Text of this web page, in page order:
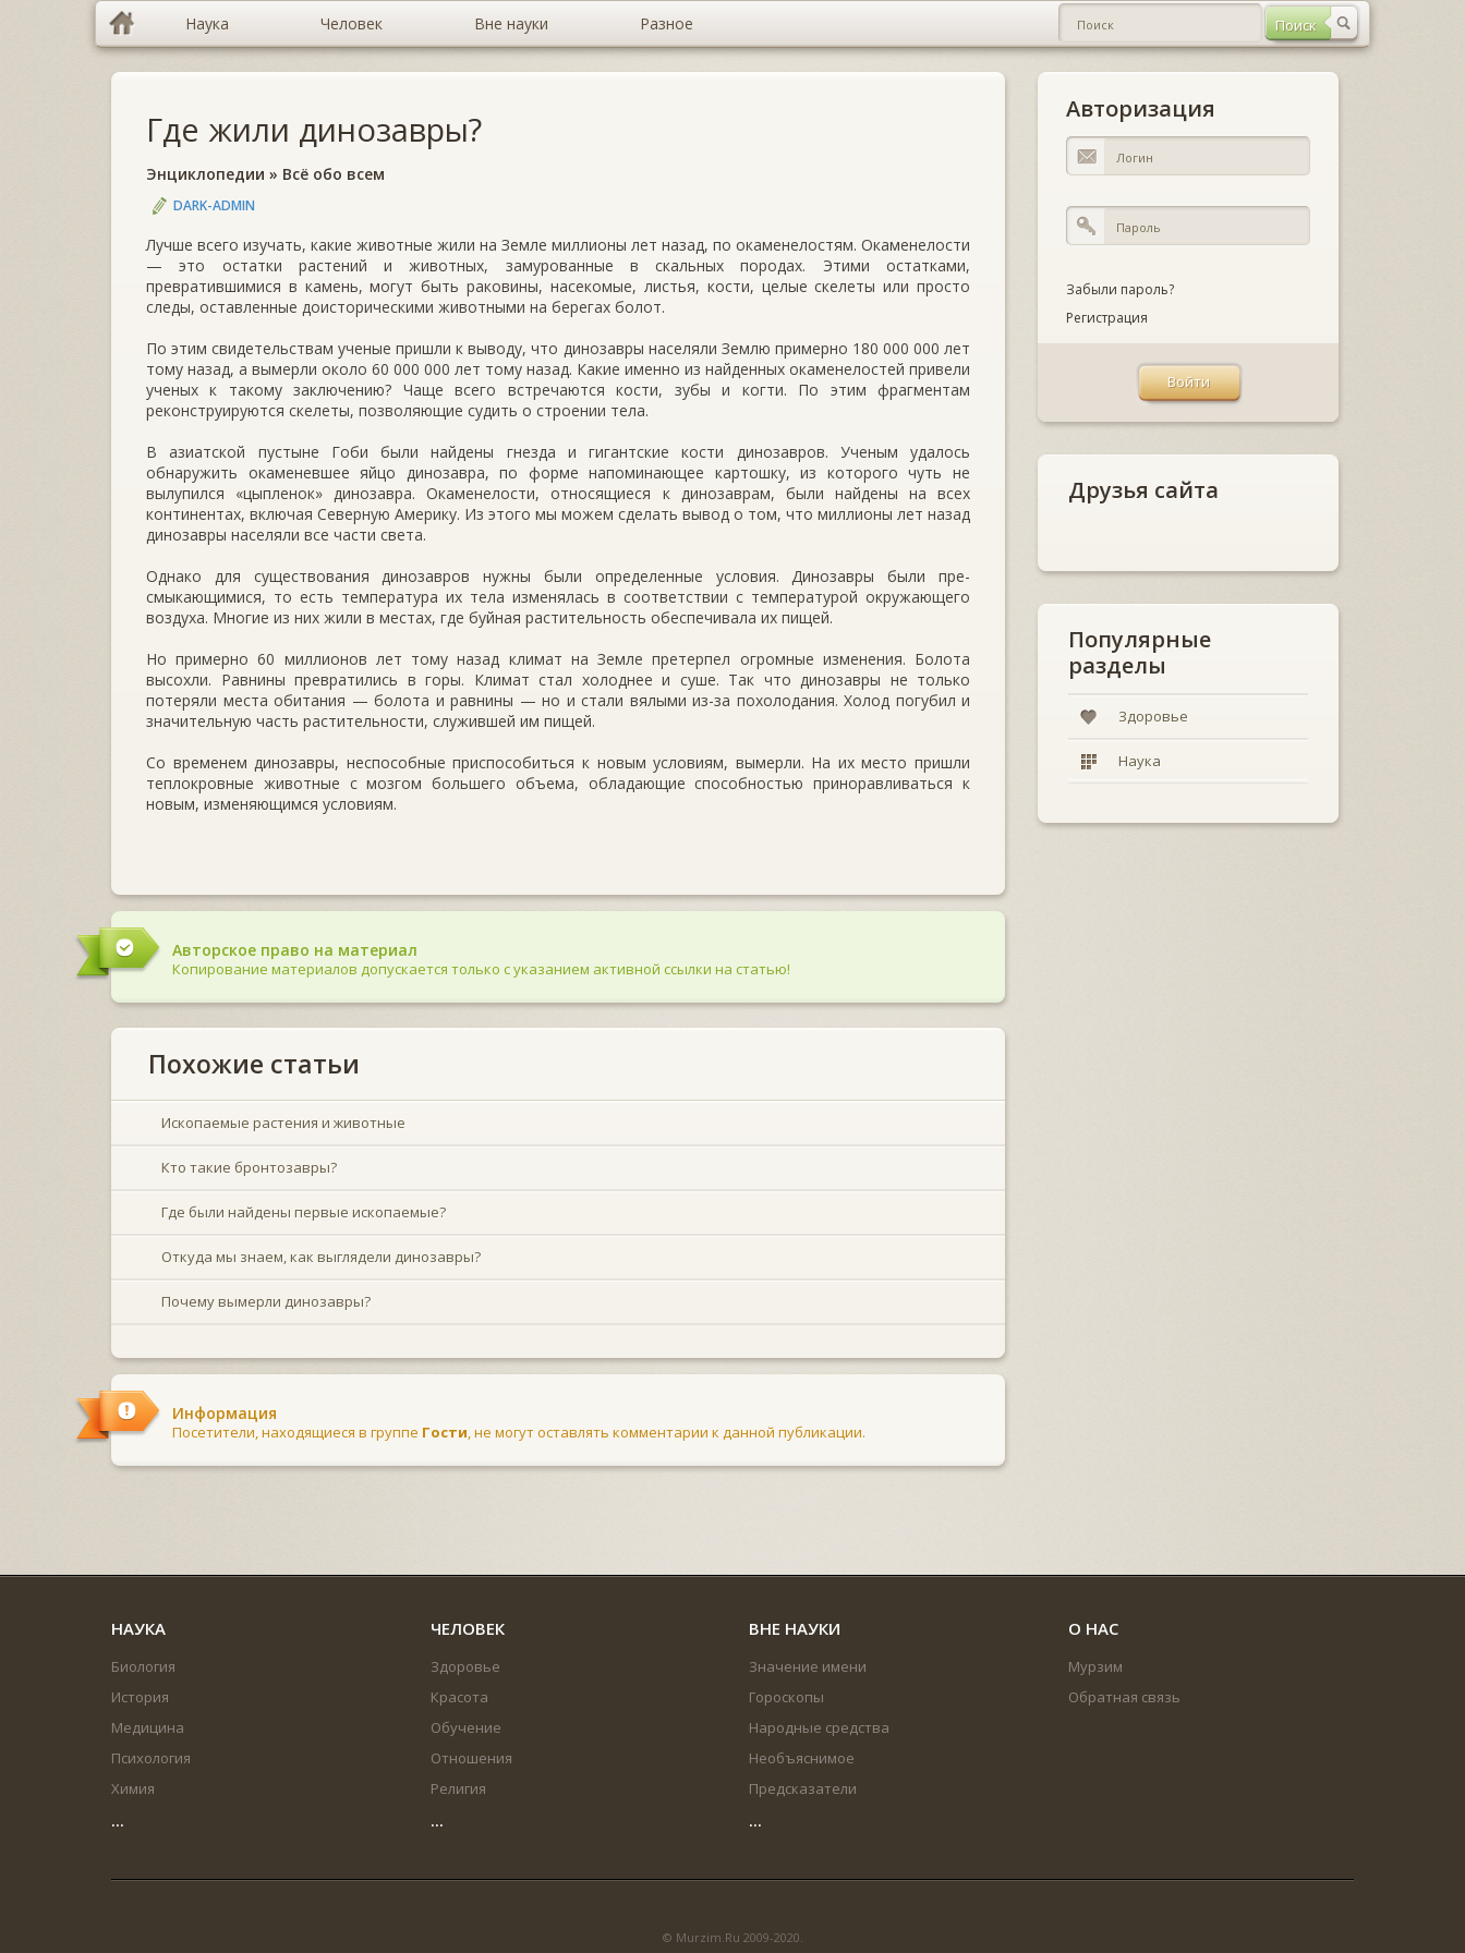
Наука Человек Вне науки Разное
Где жили динозавры?
Энциклопедии » Всё обо всем
DARK-ADMIN
Лучше всего изучать, какие животные жили на Земле миллионы лет назад, по окаменелостям. Окаменелости
— это остатки растений и живо­тных, замурованные в скальных породах. Этими остатками,
превратившимися в камень, могут быть раковины, насекомые, листья, кости, целые скелеты или просто
следы, оставленные доистори­ческими животными на берегах болот.
По этим свидетельствам ученые пришли к вы­воду, что динозавры населяли Землю примерно 180 000 000 лет
тому назад, а вымерли около 60 000 000 лет тому назад. Какие именно из най­денных окаменелостей привели
ученых к такому заключению? Чаще всего встречаются кости, зу­бы и когти. По этим фрагментам
реконструиру­ются скелеты, позволяющие судить о строении тела.
В азиатской пустыне Гоби были найдены гнез­да и гигантские кости динозавров. Ученым уда­лось
обнаружить окаменевшее яйцо динозавра, по форме напоминающее картошку, из которого чуть не
вылупился «цыпленок» динозавра. Окаме­нелости, относящиеся к динозаврам, были найде­ны на всех
континентах, включая Северную Аме­рику. Из этого мы можем сделать вывод о том, что миллионы лет назад
динозавры населяли все части света.
Однако для существования динозавров нужны были определенные условия. Динозавры были пре­
смыкающимися, то есть температура их тела изме­нялась в соответствии с температурой окружаю­щего
воздуха. Многие из них жили в местах, где буйная растительность обеспечивала их пищей.
Но примерно 60 миллионов лет тому назад климат на Земле претерпел огромные изменения. Болота
высохли. Равнины превратились в горы. Климат стал холоднее и суше. Так что динозавры не только
потеряли места обитания — болота и равнины — но и стали вялыми из-за похолодания. Холод погубил и
значительную часть раститель­ности, служившей им пищей.
Со временем динозавры, неспособные приспо­собиться к новым условиям, вымерли. На их мес­то пришли
теплокровные животные с мозгом большего объема, обладающие способностью при­норавливаться к
новым, изменяющимся условиям.
Авторское право на материал
Копирование материалов допускается только с указанием активной ссылки на статью!
Похожие статьи
Ископаемые растения и животные
Кто такие бронтозавры?
Где были найдены первые ископаемые?
Откуда мы знаем, как выглядели динозавры?
Почему вымерли динозавры?
Информация
Посетители, находящиеся в группе Гости, не могут оставлять комментарии к данной публикации.
Авторизация
Забыли пароль?
Регистрация
Друзья сайта
Популярные
разделы
Здоровье
Наука
НАУКА
Биология
История
Медицина
Психология
Химия
...
ЧЕЛОВЕК
Здоровье
Красота
Обучение
Отношения
Религия
...
ВНЕ НАУКИ
Значение имени
Гороскопы
Народные средства
Необъяснимое
Предсказатели
...
О НАС
Мурзим
Обратная связь
© Murzim.Ru 2009-2020.